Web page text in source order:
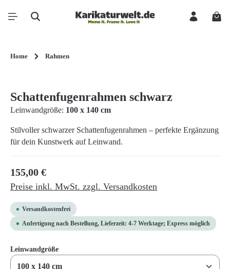
Zum Hauptinhalt springen
Home Rahmen
Schattenfugenrahmen schwarz
Leinwandgröße: 100 x 140 cm
Stilvoller schwarzer Schattenfugenrahmen – perfekte Ergänzung
für dein Kunstwerk auf Leinwand.
Regulärer Preis:
155,00 €
Preise inkl. MwSt. zzgl. Versandkosten
Versandkostenfrei
Anfertigung nach Bestellung, Lieferzeit: 4-7 Werktage; Express möglich
Leinwandgrößeauswählen